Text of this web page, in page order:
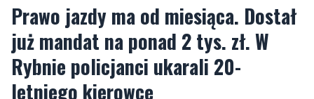
Prawo jazdy ma od miesiąca. Dostał
już mandat na ponad 2 tys. zł. W
Rybnie policjanci ukarali 20-
letniego kierowcę